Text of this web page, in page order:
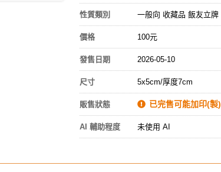
性質類別 一般向 收藏品 飯友立牌
價格 100元
發售日期 2026-05-10
尺寸 5x5cm/厚度7cm
販售狀態 已完售可能加印(製)
AI 輔助程度 未使用 AI